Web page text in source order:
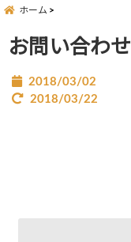
ホーム
お問い合わせ
2018/03/02
2018/03/22